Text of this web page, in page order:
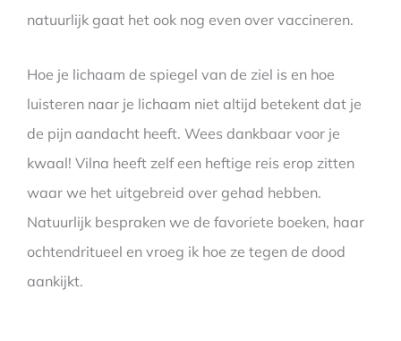
natuurlijk gaat het ook nog even over vaccineren.
Hoe je lichaam de spiegel van de ziel is en hoe
luisteren naar je lichaam niet altijd betekent dat je
de pijn aandacht heeft. Wees dankbaar voor je
kwaal! Vilna heeft zelf een heftige reis erop zitten
waar we het uitgebreid over gehad hebben.
Natuurlijk bespraken we de favoriete boeken, haar
ochtendritueel en vroeg ik hoe ze tegen de dood
aankijkt.